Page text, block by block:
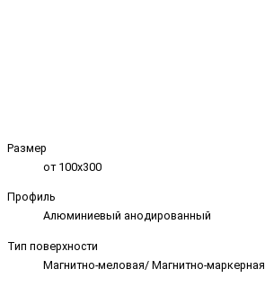
Размер
от 100х300
Профиль
Алюминиевый анодированный
Тип поверхности
Магнитно-меловая/ Магнитно-маркерная